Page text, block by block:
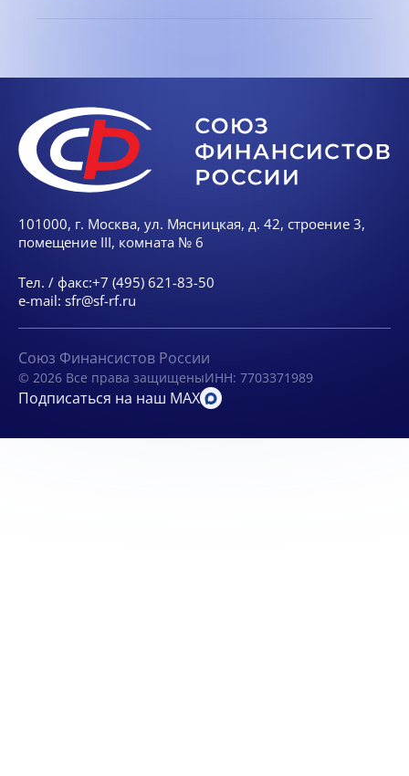
101000, г. Москва, ул. Мясницкая, д. 42, строение 3,
помещение III, комната № 6
Тел. / факс:+7 (495) 621-83-50
e-mail: sfr@sf-rf.ru
Союз Финансистов России
© 2026 Все права защищеныИНН: 7703371989
Подписаться на наш MAX